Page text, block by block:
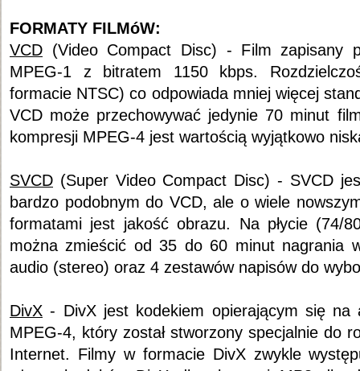
FORMATY FILMóW:
VCD (Video Compact Disc) - Film zapisany
MPEG-1 z bitratem 1150 kbps.
formacie NTSC) co odpowiada mniej więcej
VCD może przechowywać jedynie 70 minut
kompresji MPEG-4 jest wartością wyjątkowo
SVCD (Super Video Compact Disc) - SVCD
bardzo podobnym do VCD, ale o wiele
formatami jest jakość obrazu. Na płycie (74/
można zmieścić od 35 do 60 minut nagrania
audio (stereo) oraz 4 zestawów napisów do
DivX - DivX jest kodekiem opierającym się na
MPEG-4, który został stworzony specjalnie do
Internet. Filmy w formacie DivX zwykle